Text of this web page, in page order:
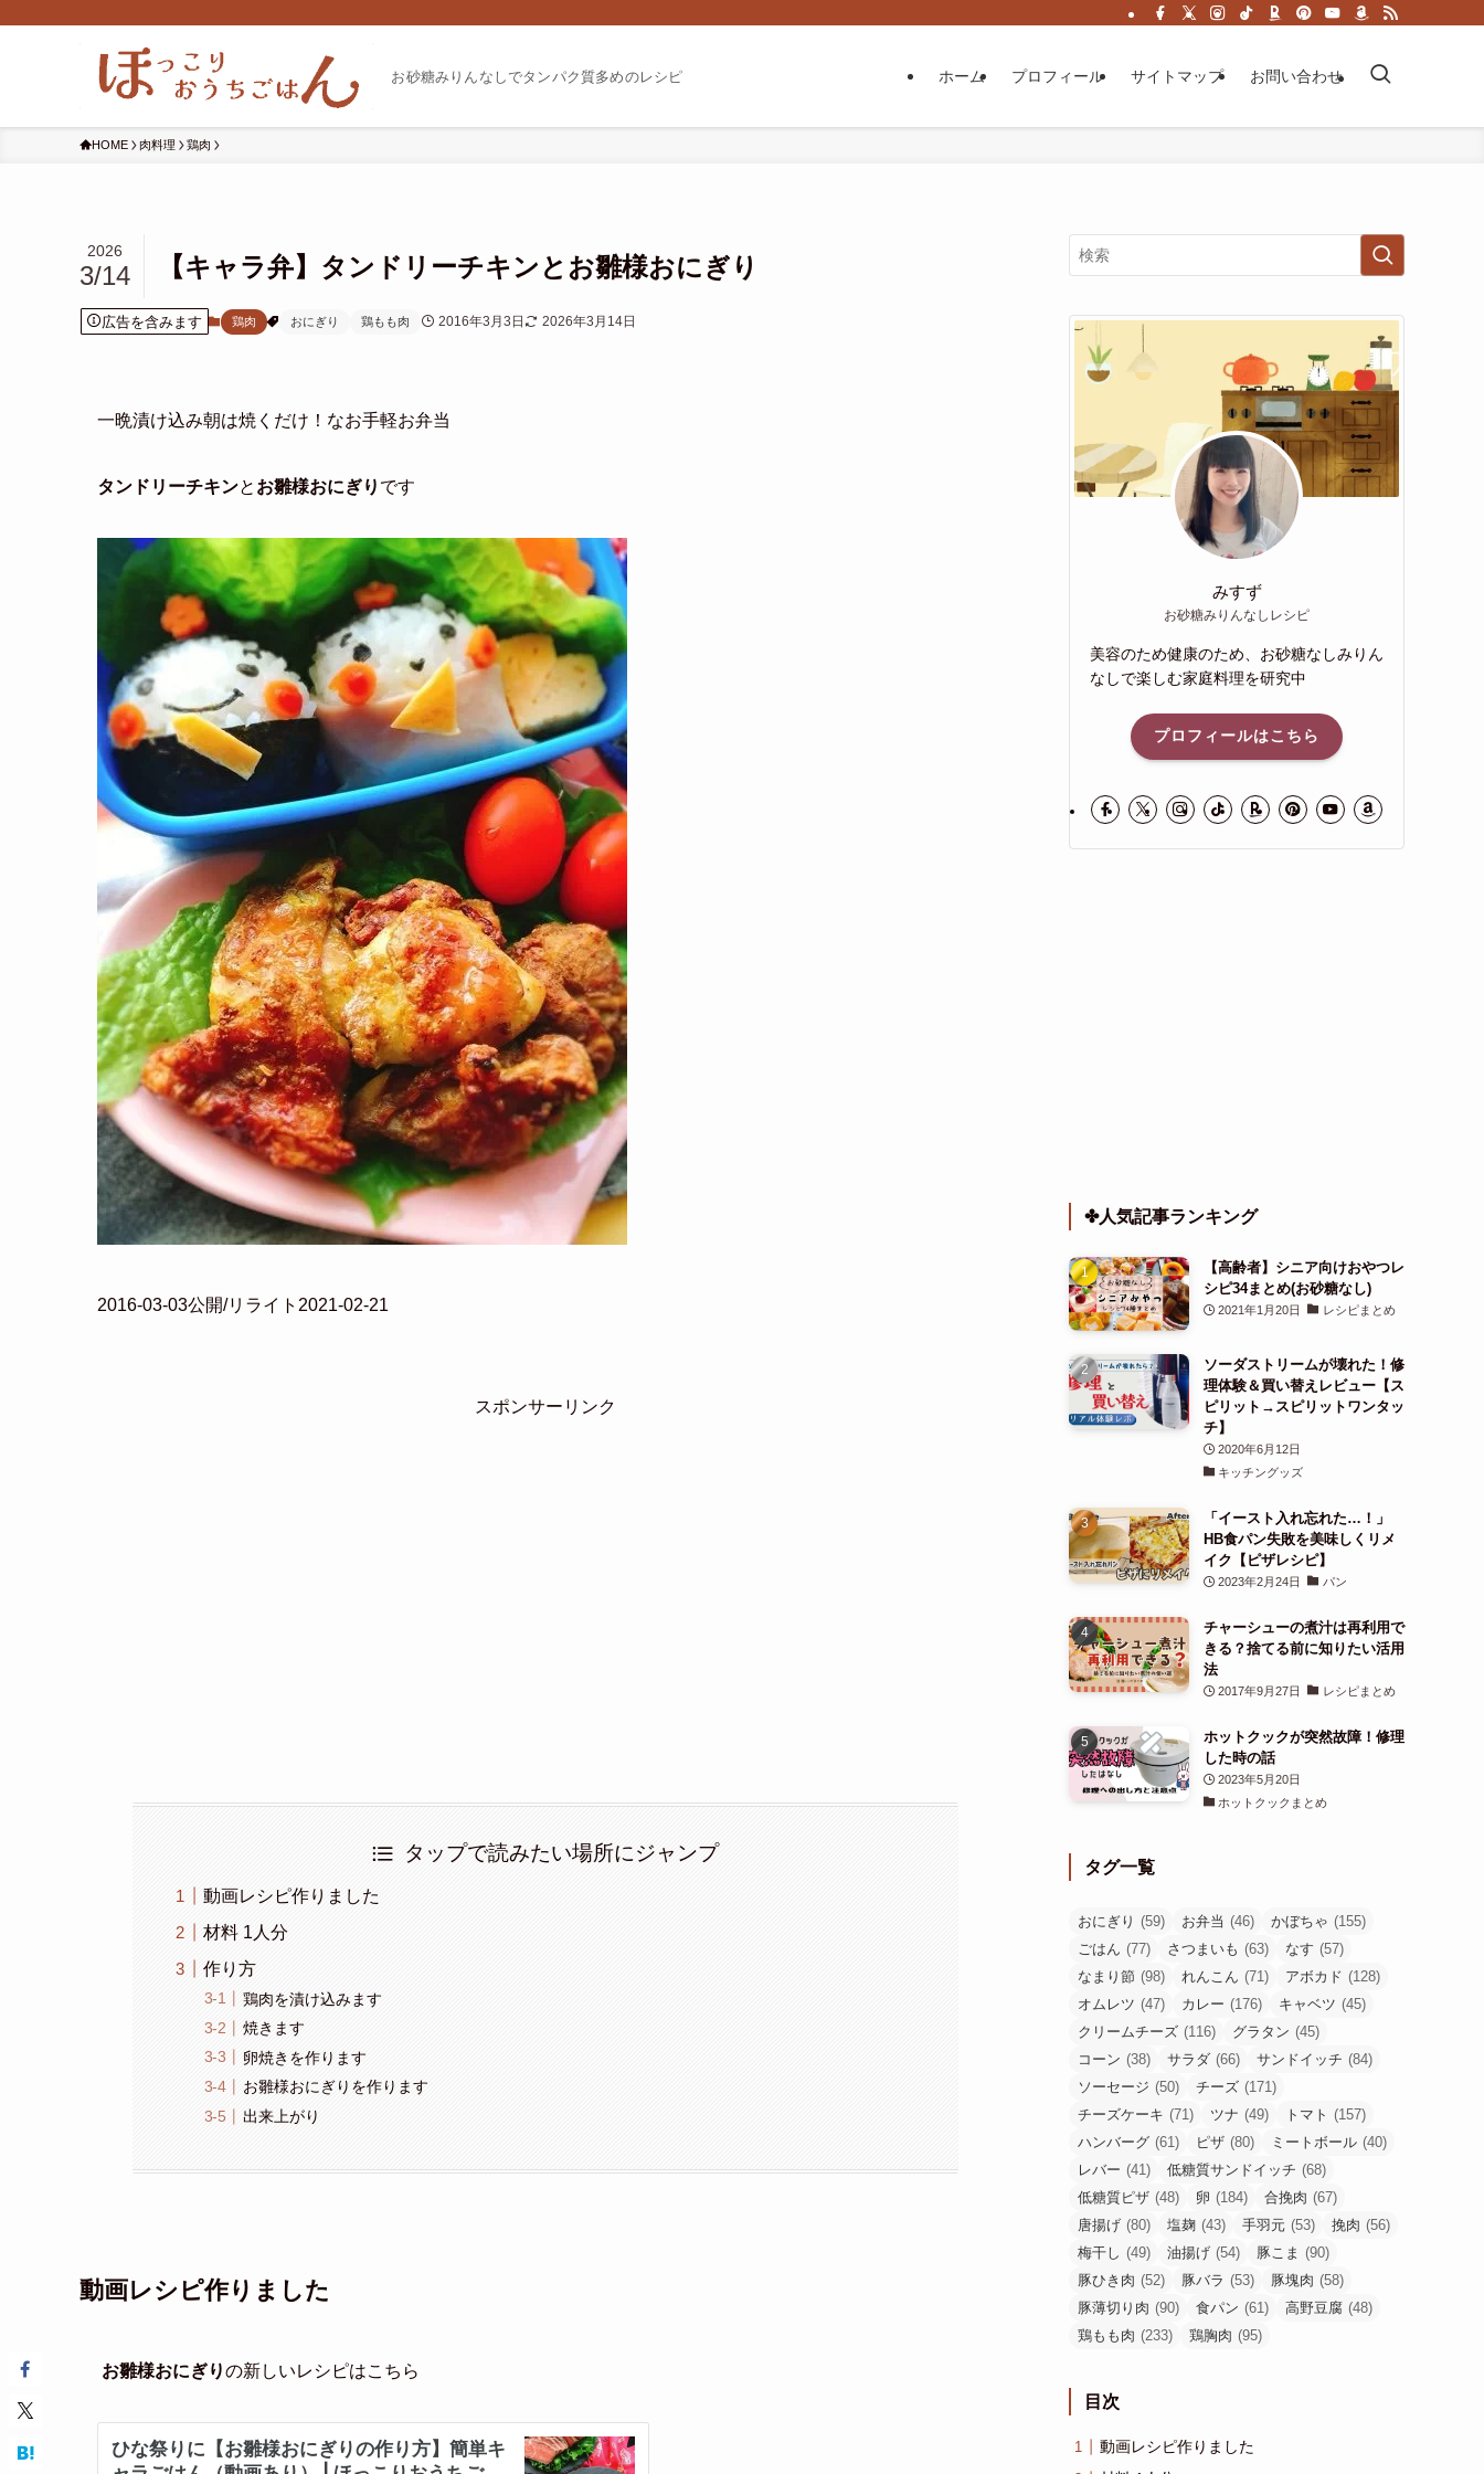
お砂糖みりんなしでタンパク質多めのレシピ ホーム プロフィール サイトマップ お問い合わせ
HOME 肉料理 鶏肉
【キャラ弁】タンドリーチキンとお雛様おにぎり
2026
3/14
広告を含みます 鶏肉 おにぎり 鶏もも肉 2016年3月3日 2026年3月14日
一晩漬け込み朝は焼くだけ！なお手軽お弁当
タンドリーチキンと お雛様おにぎり です
2016-03-03公開/リライト2021-02-21
スポンサーリンク
タップで読みたい場所にジャンプ
動画レシピ作りました
材料 1人分
作り方
鶏肉を漬け込みます
焼きます
卵焼きを作ります
お雛様おにぎりを作ります
出来上がり
動画レシピ作りました
お雛様おにぎりの新しいレシピはこちら
みすず
お砂糖みりんなしレシピ
美容のため健康のため、お砂糖なしみりん
なしで楽しむ家庭料理を研究中
プロフィールはこちら
✤人気記事ランキング
【高齢者】シニア向けおやつレ
シピ34まとめ(お砂糖なし)
2021年1月20日 レシピまとめ
ソーダストリームが壊れた！修
理体験＆買い替えレビュー【ス
ピリット→スピリットワンタッ
チ】
2020年6月12日
キッチングッズ
「イースト入れ忘れた…！」
HB食パン失敗を美味しくリメ
イク【ピザレシピ】
2023年2月24日 パン
チャーシューの煮汁は再利用で
きる？捨てる前に知りたい活用
法
2017年9月27日 レシピまとめ
ホットクックが突然故障！修理
した時の話
2023年5月20日
ホットクックまとめ
タグ一覧
おにぎり (59) お弁当 (46) かぼちゃ (155)
ごはん (77) さつまいも (63) なす (57)
なまり節 (98) れんこん (71) アボカド (128)
オムレツ (47) カレー (176) キャベツ (45)
クリームチーズ (116) グラタン (45)
コーン (38) サラダ (66) サンドイッチ (84)
ソーセージ (50) チーズ (171)
チーズケーキ (71) ツナ (49) トマト (157)
ハンバーグ (61) ピザ (80) ミートボール (40)
レバー (41) 低糖質サンドイッチ (68)
低糖質ピザ (48) 卵 (184) 合挽肉 (67)
唐揚げ (80) 塩麹 (43) 手羽元 (53) 挽肉 (56)
梅干し (49) 油揚げ (54) 豚こま (90)
豚ひき肉 (52) 豚バラ (53) 豚塊肉 (58)
豚薄切り肉 (90) 食パン (61) 高野豆腐 (48)
鶏もも肉 (233) 鶏胸肉 (95)
目次
動画レシピ作りました